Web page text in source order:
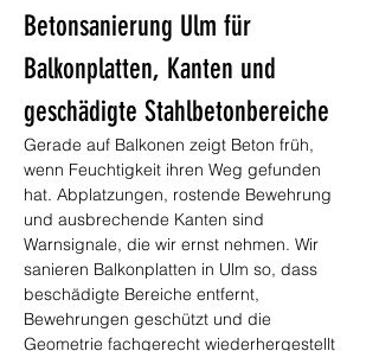
Betonsanierung Ulm für
Balkonplatten, Kanten und
geschädigte Stahlbetonbereiche
Gerade auf Balkonen zeigt Beton früh,
wenn Feuchtigkeit ihren Weg gefunden
hat. Abplatzungen, rostende Bewehrung
und ausbrechende Kanten sind
Warnsignale, die wir ernst nehmen. Wir
sanieren Balkonplatten in Ulm so, dass
beschädigte Bereiche entfernt,
Bewehrungen geschützt und die
Geometrie fachgerecht wiederhergestellt